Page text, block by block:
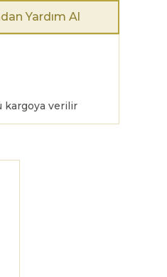
Yardım Al
kargoya verilir